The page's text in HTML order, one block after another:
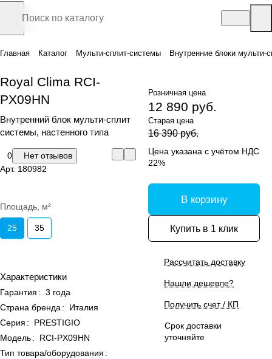
Главная Каталог Мульти-сплит-системы Внутренние блоки мульти-
Royal Clima RCI-
PX09HN
Внутренний блок мульти-сплит
системы, настенного типа
0
Нет отзывов
Арт. 180982
Площадь, м²
25 35
Характеристики
Гарантия : 3 года
Страна бренда :
Италия
Серия :
PRESTIGIO
Модель:
RCI-PX09HN
Тип товара/оборудования :
Розничная цена
12 890 руб.
Старая цена
16 390 руб.
Цена указана с учётом НДС
22%
В корзину
Купить в 1 клик
Рассчитать доставку
Нашли дешевле?
Получить счет / КП
Срок доставки
уточняйте